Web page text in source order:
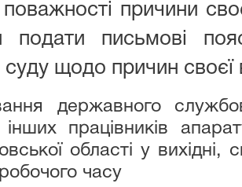
причини
подати письмові
суду щодо причин своєї
державного
працівників
області у вихідні,
часу